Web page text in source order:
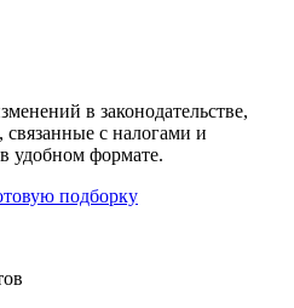
в законодательстве,
связанные с налогами и
удобном формате.
подборку